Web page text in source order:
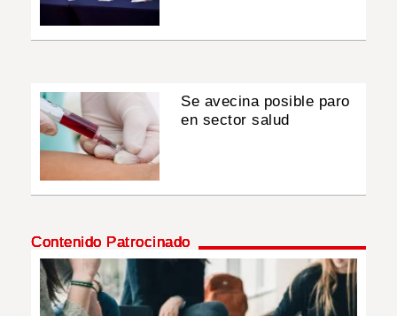
Se avecina posible paro
en sector salud
Contenido Patrocinado